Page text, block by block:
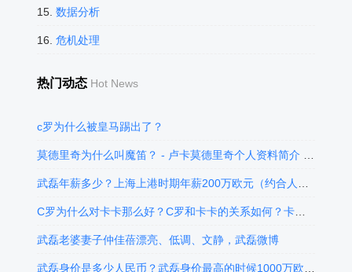
15. 数据分析
16. 危机处理
热门动态 Hot News
c罗为什么被皇马踢出了？
C罗为什么对卡卡那么好？C罗和卡卡的关系如何？卡卡为C罗两度落泪
武磊老婆妻子仲佳蓓漂亮、低调、文静，武磊微博